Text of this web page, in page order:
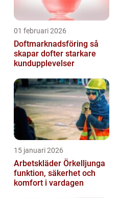
01 februari 2026
Doftmarknadsföring så
skapar dofter starkare
kundupplevelser
15 januari 2026
Arbetskläder Örkelljunga
funktion, säkerhet och
komfort i vardagen